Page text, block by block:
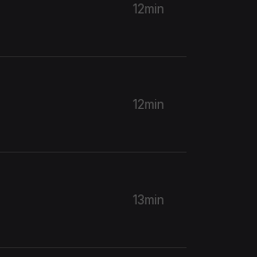
12min
12min
13min